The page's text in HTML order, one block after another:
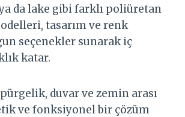
da lake gibi farklı poliüretan
tasarım ve renk
seçenekler sunarak iç
katar.
duvar ve zemin arası
ve fonksiyonel bir çözüm